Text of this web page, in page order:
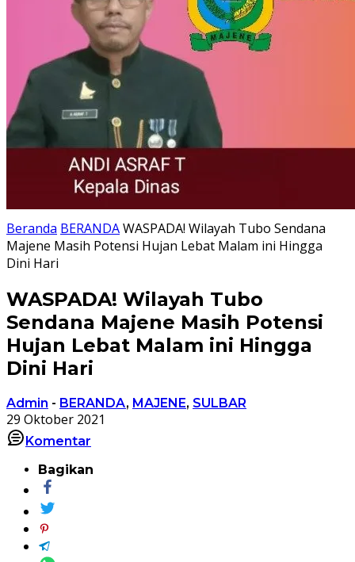
Beranda BERANDAWASPADA! Wilayah Tubo Sendana
Majene Masih Potensi Hujan Lebat Malam ini Hingga
Dini Hari
WASPADA! Wilayah Tubo
Sendana Majene Masih Potensi
Hujan Lebat Malam ini Hingga
Dini Hari
Admin - BERANDA, MAJENE, SULBAR
29 Oktober 2021
Komentar
Bagikan